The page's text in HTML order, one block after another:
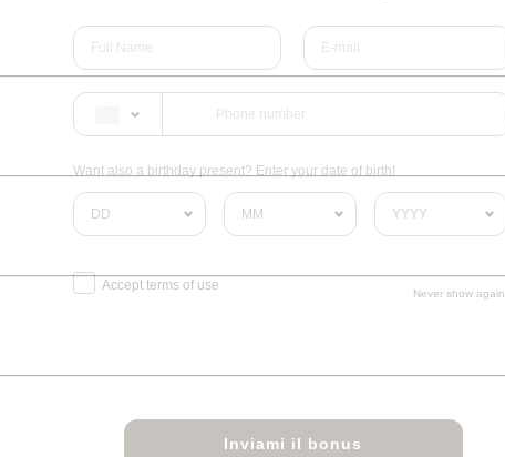
Want also a birthday present? Enter your date of birth!
Accept terms of use
Never show again
Inviami il bonus